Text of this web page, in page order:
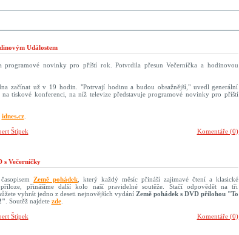
Událostem
programové novinky pro příští rok. Potvrdila přesun Večerníčka a hodinovou
začínat už v 19 hodin. "Potrvají hodinu a budou obsažnější," uvedl generální
na tiskové konferenci, na níž televize představuje programové novinky pro příští
idnes.cz.
Komentáře (0)
Štípek
s Večerníčky
Země pohádek , který každý měsíc přináší zajimavé čtení a klasické
přinášíme další kolo naší pravidelné soutěže. Stačí odpovědět na tři
vyhrát jedno z deseti nejnovějších vydání Země pohádek s DVD přílohou "To
. Soutěž najdete zde.
Komentáře (0)
Štípek